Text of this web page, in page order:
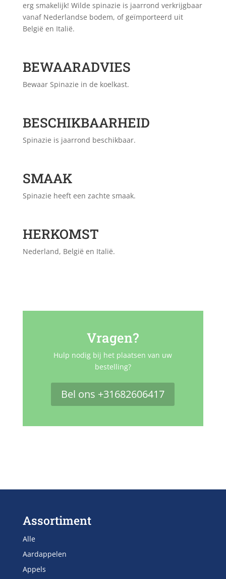
erg smakelijk! Wilde spinazie is jaarrond verkrijgbaar
vanaf Nederlandse bodem, of geïmporteerd uit
België en Italië.
BEWAARADVIES
Bewaar Spinazie in de koelkast.
BESCHIKBAARHEID
Spinazie is jaarrond beschikbaar.
SMAAK
Spinazie heeft een zachte smaak.
HERKOMST
Nederland, België en Italië.
Vragen?
Hulp nodig bij het plaatsen van uw
bestelling?
Bel ons +31682606417
Assortiment
Alle
Aardappelen
Appels